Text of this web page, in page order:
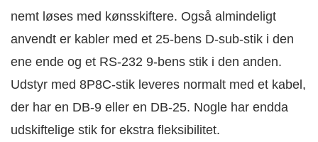
nemt løses med kønsskiftere. Også almindeligt
anvendt er kabler med et 25-bens D-sub-stik i den
ene ende og et RS-232 9-bens stik i den anden.
Udstyr med 8P8C-stik leveres normalt med et kabel,
der har en DB-9 eller en DB-25. Nogle har endda
udskiftelige stik for ekstra fleksibilitet.